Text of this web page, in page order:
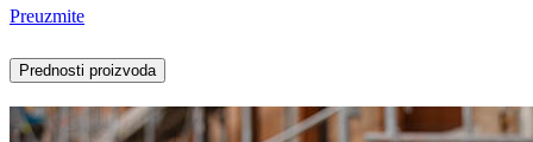
Preuzmite
Prednosti proizvoda